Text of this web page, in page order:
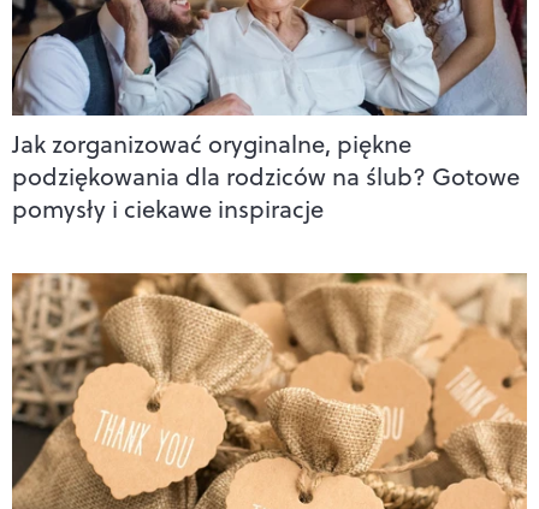
Jak zorganizować oryginalne, piękne
podziękowania dla rodziców na ślub? Gotowe
pomysły i ciekawe inspiracje